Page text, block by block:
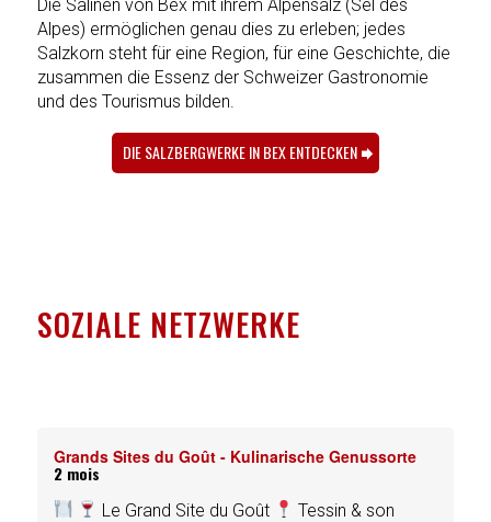
Die Salinen von Bex mit ihrem Alpensalz (Sel des
Alpes) ermöglichen genau dies zu erleben; jedes
Salzkorn steht für eine Region, für eine Geschichte, die
zusammen die Essenz der Schweizer Gastronomie
und des Tourismus bilden.
DIE SALZBERGWERKE IN BEX ENTDECKEN
SOZIALE NETZWERKE
Grands Sites du Goût - Kulinarische Genussorte
2 mois
Le Grand Site du Goût
Tessin & son